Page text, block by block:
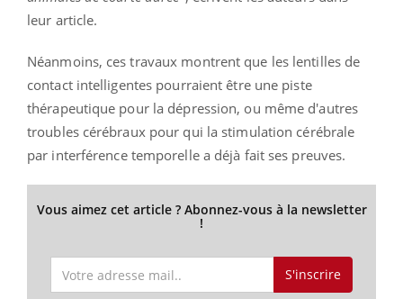
leur article.
Néanmoins, ces travaux montrent que les lentilles de
contact intelligentes pourraient être une piste
thérapeutique pour la dépression, ou même d'autres
troubles cérébraux pour qui la stimulation cérébrale
par interférence temporelle a déjà fait ses preuves.
Vous aimez cet article ? Abonnez-vous à la newsletter
!
S'inscrire